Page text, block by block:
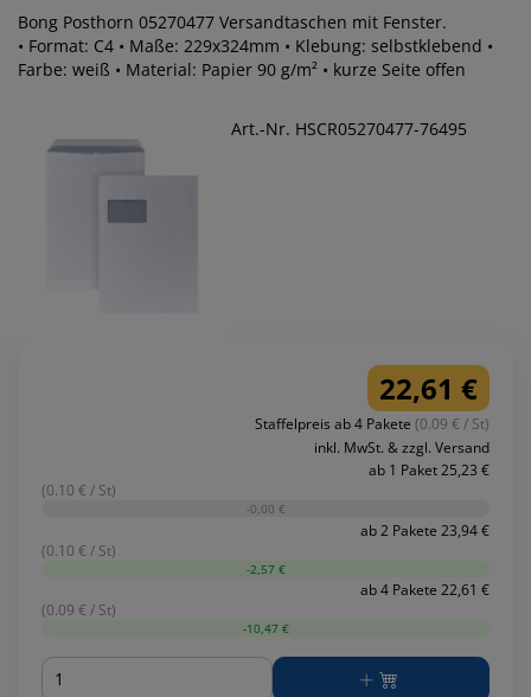
Bong Posthorn 05270477 Versandtaschen mit Fenster.
• Format: C4 • Maße: 229x324mm • Klebung: selbstklebend •
Farbe: weiß • Material: Papier 90 g/m² • kurze Seite offen
Art.-Nr. HSCR05270477-76495
22,61 €
Staffelpreis ab 4 Pakete (0.09 € / St)
inkl. MwSt. & zzgl. Versand
ab 1 Paket 25,23 €
(0.10 € / St)
-0,00 €
ab 2 Pakete 23,94 €
(0.10 € / St)
-2,57 €
ab 4 Pakete 22,61 €
(0.09 € / St)
-10,47 €
Menge